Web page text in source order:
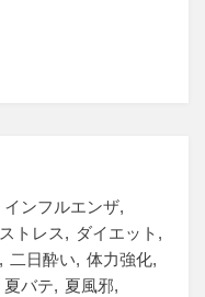
インフルエンザ
ストレス
ダイエット
二日酔い
体力強化
夏バテ
夏風邪